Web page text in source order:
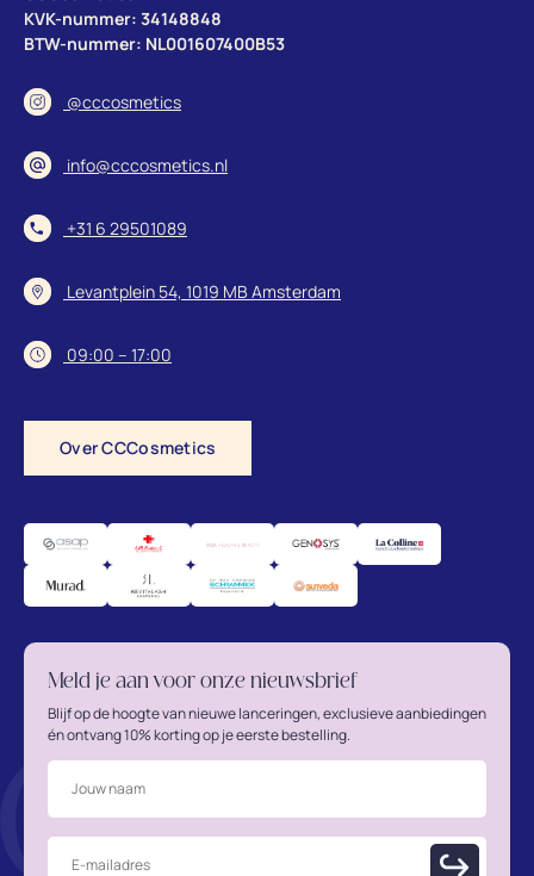
KVK-nummer: 34148848
BTW-nummer: NL001607400B53
@cccosmetics
info@cccosmetics.nl
+31 6 29501089
Levantplein 54, 1019 MB Amsterdam
09:00 – 17:00
Over CCCosmetics
Meld je aan voor onze nieuwsbrief
Blijf op de hoogte van nieuwe lanceringen, exclusieve aanbiedingen
én ontvang 10% korting op je eerste bestelling.